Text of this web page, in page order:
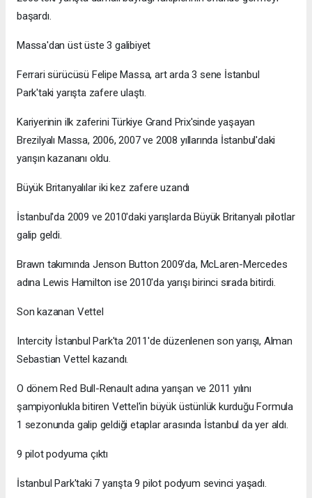
başardı.
Massa'dan üst üste 3 galibiyet
Ferrari sürücüsü Felipe Massa, art arda 3 sene İstanbul
Park'taki yarışta zafere ulaştı.
Kariyerinin ilk zaferini Türkiye Grand Prix'sinde yaşayan
Brezilyalı Massa, 2006, 2007 ve 2008 yıllarında İstanbul'daki
yarışın kazananı oldu.
Büyük Britanyalılar iki kez zafere uzandı
İstanbul'da 2009 ve 2010'daki yarışlarda Büyük Britanyalı pilotlar
galip geldi.
Brawn takımında Jenson Button 2009'da, McLaren-Mercedes
adına Lewis Hamilton ise 2010'da yarışı birinci sırada bitirdi.
Son kazanan Vettel
Intercity İstanbul Park'ta 2011'de düzenlenen son yarışı, Alman
Sebastian Vettel kazandı.
O dönem Red Bull-Renault adına yarışan ve 2011 yılını
şampiyonlukla bitiren Vettel'in büyük üstünlük kurduğu Formula
1 sezonunda galip geldiği etaplar arasında İstanbul da yer aldı.
9 pilot podyuma çıktı
İstanbul Park'taki 7 yarışta 9 pilot podyum sevinci yaşadı.